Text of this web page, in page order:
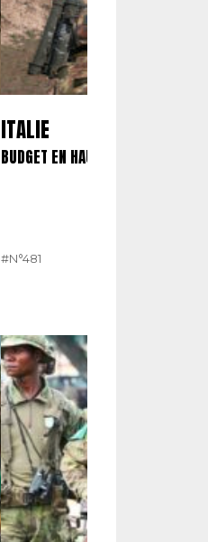
ITALIE
BUDGET EN HAUSSE POUR LES
#N°481